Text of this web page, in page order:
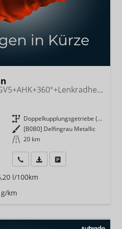
LIFE 150PS eTSI DSG GV5+AHK+360°+Lenkradheiz+IQ.Drive+ACC+App+eHeck+LED
Getriebe
Doppelkupplungsgetriebe (DSG)
Außenfarbe [B0B0] Delfingrau Metallic
Kilometerstand 20 km
Wir rufen Sie anFahrzeugexposé (PDF)
l/100km
km